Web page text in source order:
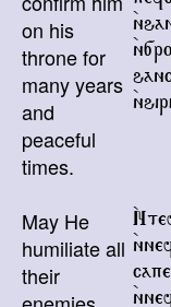
on his
throne for
many years
and
peaceful
times.
May He
humiliate all
their